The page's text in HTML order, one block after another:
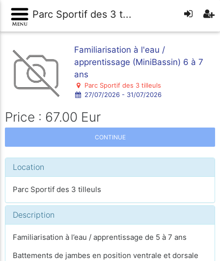
Parc Sportif des 3 t...
Familiarisation à l'eau /
apprentissage (MiniBassin) 6 à 7
ans
Parc Sportif des 3 tilleuls
27/07/2026 - 31/07/2026
Price : 67.00 Eur
CONTINUE
Location
Parc Sportif des 3 tilleuls
Description
Familiarisation à l’eau / apprentissage de 5 à 7 ans
Battements de jambes en position ventrale et dorsale